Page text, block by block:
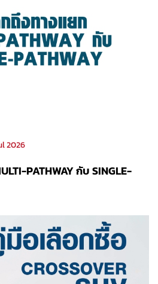
2026
PATHWAY กับ SINGLE-